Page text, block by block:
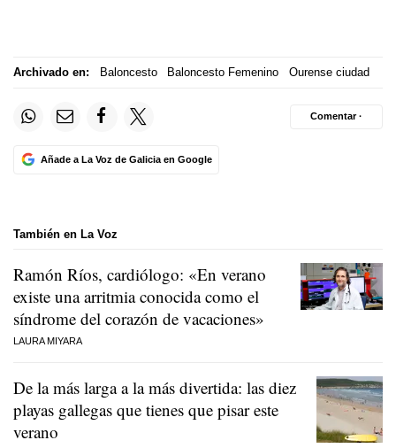
Archivado en: Baloncesto Baloncesto Femenino Ourense ciudad
Añade a La Voz de Galicia en Google
Comentar ·
También en La Voz
Ramón Ríos, cardiólogo: «En verano
existe una arritmia conocida como el
síndrome del corazón de vacaciones»
LAURA MIYARA
De la más larga a la más divertida: las diez
playas gallegas que tienes que pisar este
verano